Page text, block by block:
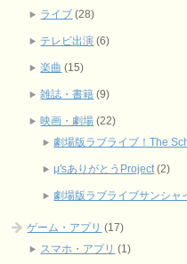
ライブ (28)
テレビ出演 (6)
楽曲 (15)
雑誌・書籍 (9)
映画・劇場 (22)
劇場版ラブライブ！The
μ'sありがとうProject(2)
劇場版ラブライブサンシ
ゲーム・アプリ (17)
スマホ・アプリ (1)